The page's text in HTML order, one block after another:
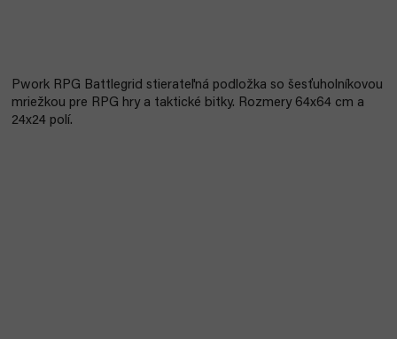
Pwork RPG Battlegrid stierateľná podložka so šesťuholníkovou
mriežkou pre RPG hry a taktické bitky. Rozmery 64x64 cm a
24x24 polí.